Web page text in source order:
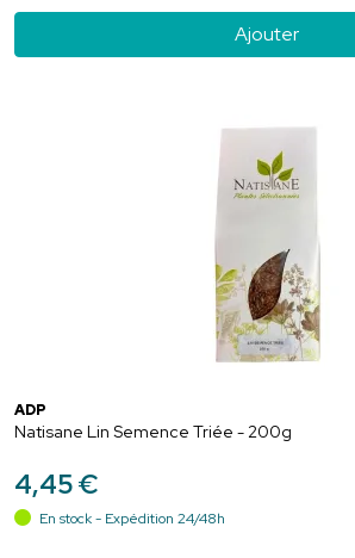
Ajouter
ADP
Natisane Lin Semence Triée - 200g
4,45€
En stock - Expédition 24/48h